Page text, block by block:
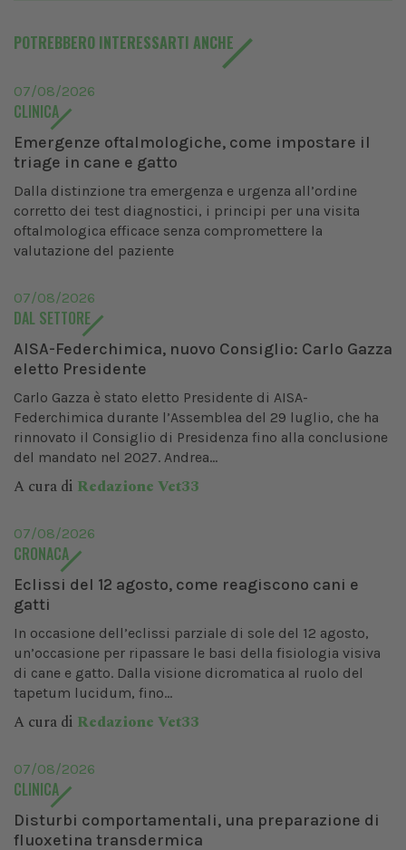
POTREBBERO INTERESSARTI ANCHE
07/08/2026
CLINICA
Emergenze oftalmologiche, come impostare il
triage in cane e gatto
Dalla distinzione tra emergenza e urgenza all’ordine
corretto dei test diagnostici, i principi per una visita
oftalmologica efficace senza compromettere la
valutazione del paziente
07/08/2026
DAL SETTORE
AISA-Federchimica, nuovo Consiglio: Carlo Gazza
eletto Presidente
Carlo Gazza è stato eletto Presidente di AISA-
Federchimica durante l’Assemblea del 29 luglio, che ha
rinnovato il Consiglio di Presidenza fino alla conclusione
del mandato nel 2027. Andrea...
A cura di Redazione Vet33
07/08/2026
CRONACA
Eclissi del 12 agosto, come reagiscono cani e
gatti
In occasione dell’eclissi parziale di sole del 12 agosto,
un’occasione per ripassare le basi della fisiologia visiva
di cane e gatto. Dalla visione dicromatica al ruolo del
tapetum lucidum, fino...
A cura di Redazione Vet33
07/08/2026
CLINICA
Disturbi comportamentali, una preparazione di
fluoxetina transdermica